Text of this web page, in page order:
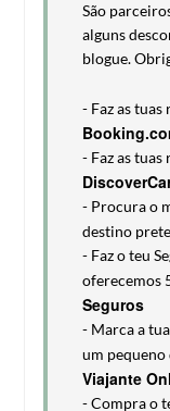
São
alguns
blogue.
- Faz as
- Faz as tuas
- Procura o
destino
- Faz o teu
oferecemos
Seguros
- Marca a
um pequeno
Viajante
- Compra o